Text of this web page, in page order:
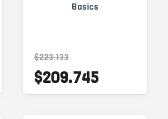
Basics
$223.133
$209.745